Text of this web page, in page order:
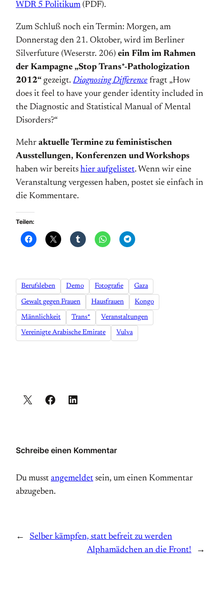
WDR 5 Politikum (PDF).
Zum Schluß noch ein Termin: Morgen, am
Donnerstag den 21. Oktober, wird im Berliner
Silverfuture (Weserstr. 206) ein Film im Rahmen
der Kampagne „Stop Trans*-Pathologization
2012“ gezeigt.Diagnosing Difference fragt „How
does it feel to have your gender identity included in
the Diagnostic and Statistical Manual of Mental
Disorders?“
Mehr aktuelle Termine zu feministischen
Ausstellungen, Konferenzen und Workshops
haben wir bereits hier aufgelistet. Wenn wir eine
Veranstaltung vergessen haben, postet sie einfach in
die Kommentare.
Teilen:
Berufsleben Demo Fotografie Gaza
Gewalt gegen Frauen Hausfrauen Kongo
Männlichkeit Trans* Veranstaltungen
Vereinigte Arabische Emirate Vulva
Schreibe einen Kommentar
Du musst angemeldet sein, um einen Kommentar
abzugeben.
←
Selber kämpfen, statt befreit zu werden
Alphamädchen an die Front!
→